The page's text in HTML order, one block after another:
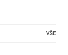
VŠE